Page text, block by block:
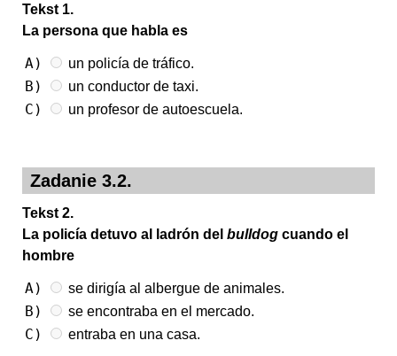
Tekst 1.
La persona que habla es
A) un policía de tráfico.
B) un conductor de taxi.
C) un profesor de autoescuela.
Zadanie 3.2.
Tekst 2.
La policía detuvo al ladrón del bulldog cuando el
hombre
A) se dirigía al albergue de animales.
B) se encontraba en el mercado.
C) entraba en una casa.